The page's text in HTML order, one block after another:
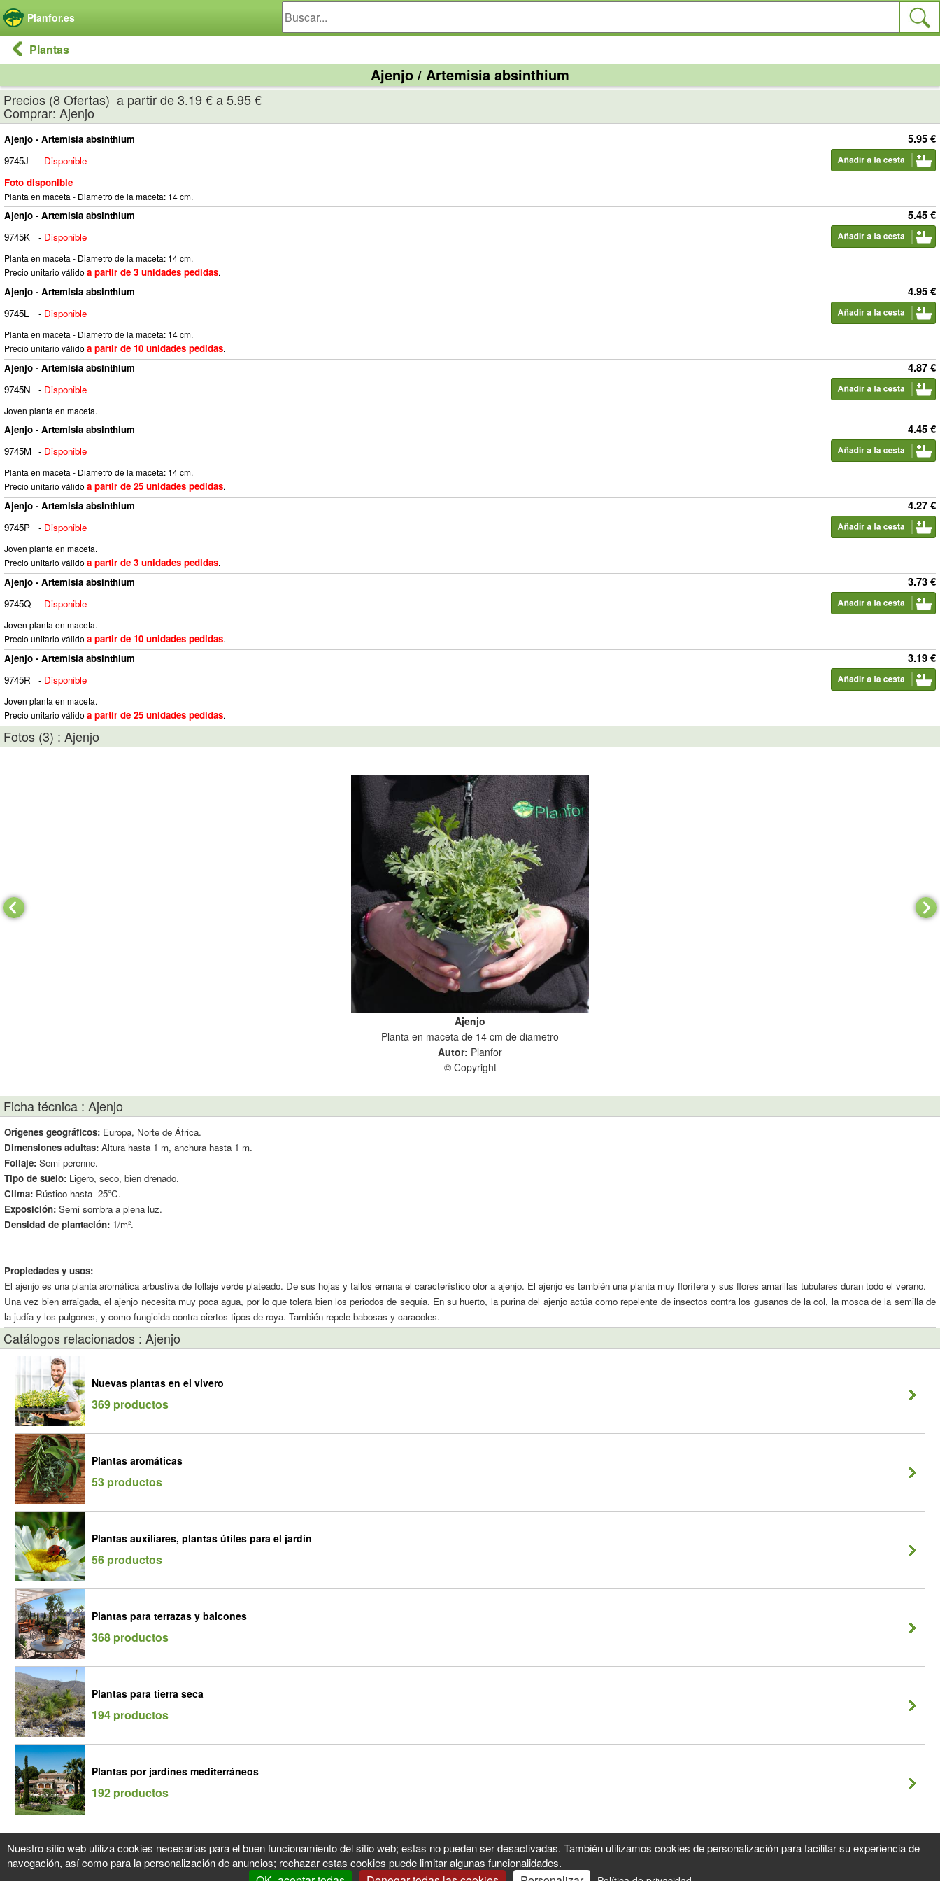
Planfor.es
Plantas
Ajenjo / Artemisia absinthium
Precios (8 Ofertas) a partir de 3.19 € a 5.95 €
Comprar: Ajenjo
5.95 €
Ajenjo - Artemisia absinthium
9745J
- Disponible
Foto disponible
Planta en maceta - Diametro de la maceta: 14 cm.
5.45 €
Ajenjo - Artemisia absinthium
9745K
- Disponible
Planta en maceta - Diametro de la maceta: 14 cm.
Precio unitario válido a partir de 3 unidades pedidas.
4.95 €
Ajenjo - Artemisia absinthium
9745L
- Disponible
Planta en maceta - Diametro de la maceta: 14 cm.
Precio unitario válido a partir de 10 unidades pedidas.
4.87 €
Ajenjo - Artemisia absinthium
9745N
- Disponible
Joven planta en maceta.
4.45 €
Ajenjo - Artemisia absinthium
9745M - Disponible
Planta en maceta - Diametro de la maceta: 14 cm.
Precio unitario válido a partir de 25 unidades pedidas.
4.27 €
Ajenjo - Artemisia absinthium
9745P
- Disponible
Joven planta en maceta.
Precio unitario válido a partir de 3 unidades pedidas.
3.73 €
Ajenjo - Artemisia absinthium
9745Q - Disponible
Joven planta en maceta.
Precio unitario válido a partir de 10 unidades pedidas.
3.19 €
Ajenjo - Artemisia absinthium
9745R
- Disponible
Joven planta en maceta.
Precio unitario válido a partir de 25 unidades pedidas.
Fotos (3) : Ajenjo
Ajenjo
Planta en maceta de 14 cm de diametro
Autor: Planfor
© Copyright
Ficha técnica : Ajenjo
Orígenes geográficos: Europa, Norte de África.
Dimensiones adultas: Altura hasta 1 m, anchura hasta 1 m.
Follaje: Semi-perenne.
Tipo de suelo: Ligero, seco, bien drenado.
Clima: Rústico hasta -25°C.
Exposición: Semi sombra a plena luz.
Densidad de plantación: 1/m².
Propiedades y usos:
El ajenjo es una planta aromática arbustiva de follaje verde plateado. De sus hojas y tallos emana el característico olor a ajenjo. El ajenjo es también una planta muy florífera y sus flores amarillas tubulares duran todo el verano.
Una vez bien arraigada, el ajenjo necesita muy poca agua, por lo que tolera bien los periodos de sequía. En su huerto, la purina del ajenjo actúa como repelente de insectos contra los gusanos de la col, la mosca de la semilla de
la judía y los pulgones, y como fungicida contra ciertos tipos de roya. También repele babosas y caracoles.
Catálogos relacionados : Ajenjo
Nuevas plantas en el vivero
369 productos
Plantas aromáticas
53 productos
Plantas auxiliares, plantas útiles para el jardín
56 productos
Plantas para terrazas y balcones
368 productos
Plantas para tierra seca
194 productos
Plantas por jardines mediterráneos
192 productos
Panel de gestión de cookies
Nuestro sitio web utiliza cookies necesarias para el buen funcionamiento del sitio web; estas no pueden ser desactivadas. También utilizamos cookies de personalización para facilitar su experiencia de
navegación, así como para la personalización de anuncios; rechazar estas cookies puede limitar algunas funcionalidades.